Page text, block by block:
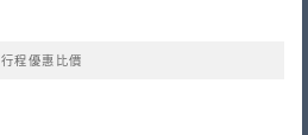
行程優惠比價